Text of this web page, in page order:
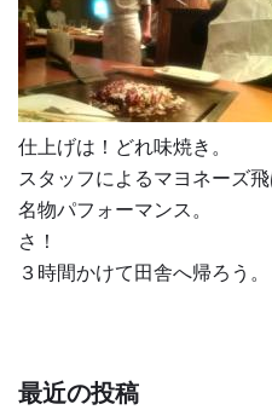
仕上げは！どれ味焼き。
スタッフによるマヨネーズ
名物パフォーマンス。
さ！
３時間かけて田舎へ帰ろう。
最近の投稿